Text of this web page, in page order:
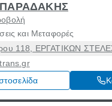
και Μεταφορές
118, ΕΡΓΑΤΙΚΩΝ